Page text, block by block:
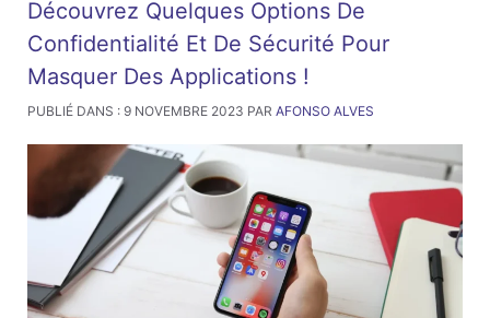
Découvrez Quelques Options De
Confidentialité Et De Sécurité Pour
Masquer Des Applications !
PUBLIÉ DANS : 9 NOVEMBRE 2023 PAR AFONSO ALVES